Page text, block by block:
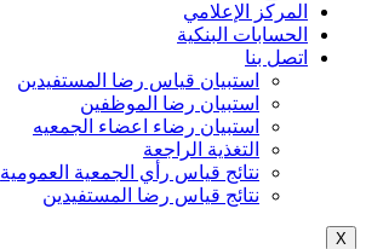
المركز الإعلامي
الحسابات البنكية
اتصل بنا
استبيان قياس رضا المستفيدين
استبيان رضا الموظفين
استبيان رضاء اعضاء الجمعيه
التغذية الراجعة
نتائج قياس رأي الجمعية العمومية
نتائج قياس رضا المستفيدين
X